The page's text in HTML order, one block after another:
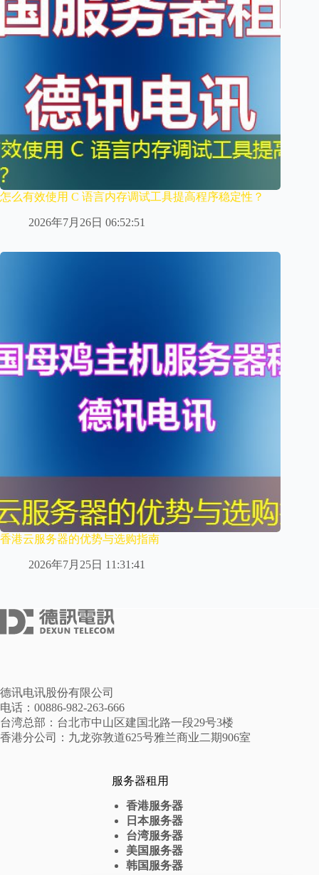
怎么有效使用 C 语言内存调试工具提高程序稳定性？
2026年7月26日 06:52:51
香港云服务器的优势与选购指南
2026年7月25日 11:31:41
德讯电讯股份有限公司
电话：00886-982-263-666
台湾总部：台北市中山区建国北路一段29号3楼
香港分公司：九龙弥敦道625号雅兰商业二期906室
服务器租用
香港服务器
日本服务器
台湾服务器
美国服务器
韩国服务器